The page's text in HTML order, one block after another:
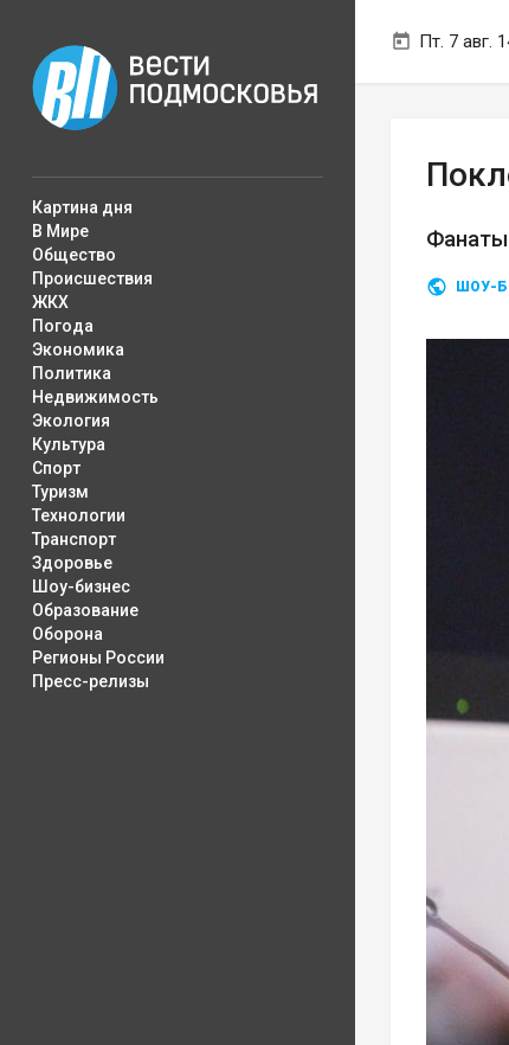
Пт. 7 авг.
Картина дня
В Мире
Общество
Происшествия
ЖКХ
Погода
Экономика
Политика
Недвижимость
Экология
Культура
Спорт
Туризм
Технологии
Транспорт
Здоровье
Шоу-бизнес
Образование
Оборона
Регионы России
Пресс-релизы
Фанаты
ШОУ-